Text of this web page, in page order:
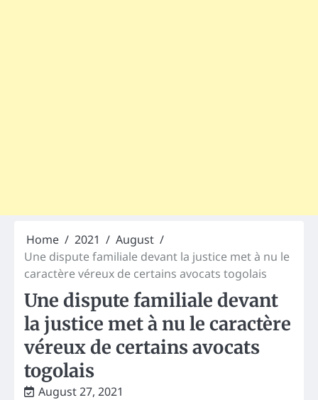
Home 2021
August
Une dispute familiale devant la justice met à nu le
caractère véreux de certains avocats togolais
Une dispute familiale devant
la justice met à nu le caractère
véreux de certains avocats
togolais
August 27, 2021